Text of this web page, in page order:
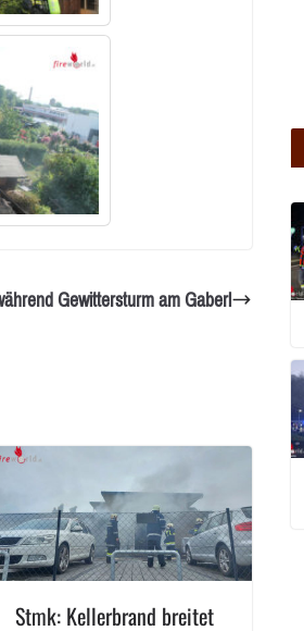
Gewittersturm am Gaberl
Stmk: Kellerbrand breitet